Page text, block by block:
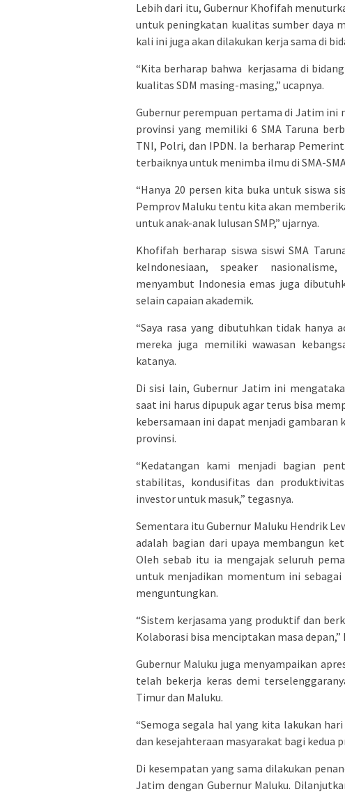
Lebih dari itu, Gubernur Khofifah
untuk peningkatan kualitas sumber daya
kali ini juga akan dilakukan kerja sama di
“Kita berharap bahwa kerjasama di
kualitas SDM masing-masing,” ucapnya.
Gubernur perempuan pertama di Jatim ini
provinsi yang memiliki 6 SMA Taruna
TNI, Polri, dan IPDN. Ia berharap
terbaiknya untuk menimba ilmu di SMA-
“Hanya 20 persen kita buka untuk siswa
Pemprov Maluku tentu kita akan
untuk anak-anak lulusan SMP,” ujarnya.
Khofifah berharap siswa siswi SMA
keIndonesiaan, speaker
menyambut Indonesia emas juga
selain capaian akademik.
“Saya rasa yang dibutuhkan tidak hanya
mereka juga memiliki wawasan
katanya.
Di sisi lain, Gubernur Jatim ini
saat ini harus dipupuk agar terus bisa
kebersamaan ini dapat menjadi
provinsi.
“Kedatangan kami menjadi bagian
stabilitas, kondusifitas dan
investor untuk masuk,” tegasnya.
Sementara itu Gubernur Maluku Hendrik
adalah bagian dari upaya membangun
Oleh sebab itu ia mengajak seluruh
untuk menjadikan momentum ini
menguntungkan.
“Sistem kerjasama yang produktif dan
Kolaborasi bisa menciptakan masa depan,”
Gubernur Maluku juga menyampaikan
telah bekerja keras demi
Timur dan Maluku.
“Semoga segala hal yang kita lakukan
dan kesejahteraan masyarakat bagi kedua
Di kesempatan yang sama dilakukan
Jatim dengan Gubernur Maluku.